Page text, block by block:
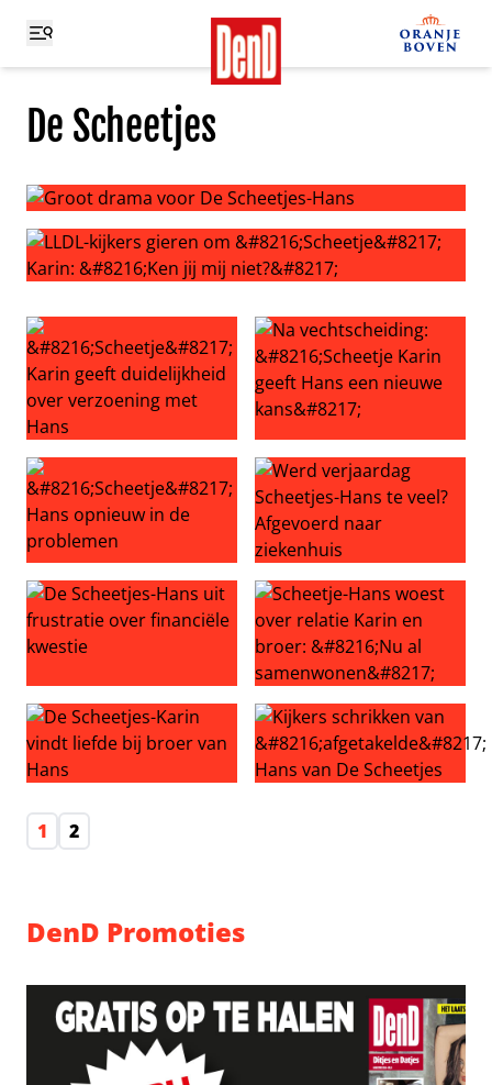
De Scheetjes
Groot drama voor De Scheetjes-Hans
‘Scheetje’ Karin geeft duidelijkheid over verzoening met
Na vechtscheiding:
‘Scheetje’ Hans opnieuw in de problemenWerd verjaardag Scheetjes-
De Scheetjes-Hans uit frustratie over financiële kwestie
Scheetje-Hans woest over
1
2
DenD Promoties